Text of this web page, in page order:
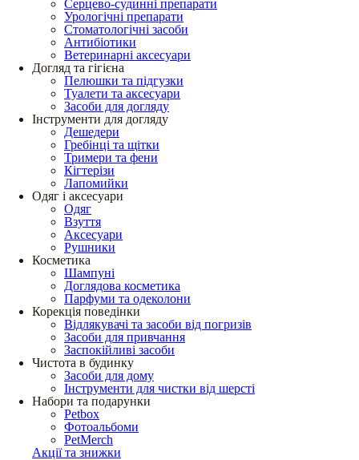
Серцево-судинні препарати
Урологічні препарати
Стоматологічні засоби
Антибіотики
Ветеринарні аксесуари
Догляд та гігієна
Пелюшки та підгузки
Туалети та аксесуари
Засоби для догляду
Інструменти для догляду
Дешедери
Гребінці та щітки
Тримери та фени
Кігтерізи
Лапомийки
Одяг і аксесуари
Одяг
Взуття
Аксесуари
Рушники
Косметика
Шампуні
Доглядова косметика
Парфуми та одеколони
Корекція поведінки
Відлякувачі та засоби від погризів
Засоби для привчання
Заспокійливі засоби
Чистота в будинку
Засоби для дому
Інструменти для чистки від шерсті
Набори та подарунки
Petbox
Фотоальбоми
PetMerch
Акції та знижки